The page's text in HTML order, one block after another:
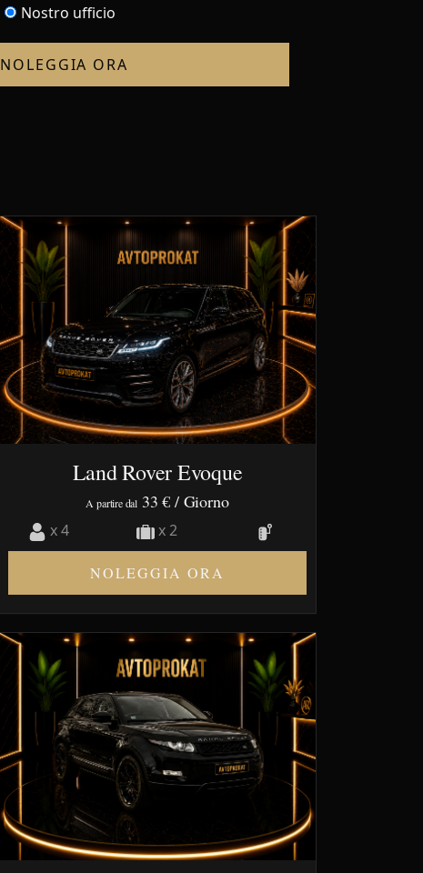
Nostro ufficio
NOLEGGIA ORA
Land Rover Evoque
A partire dal 33 € / Giorno
x 4 x 2
NOLEGGIA ORA